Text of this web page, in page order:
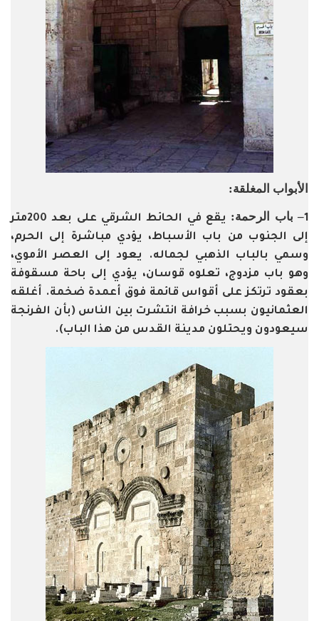
الأبواب المغلقة:
1– باب الرحمة:
يقع في الحائط الشرقي على بعد 200متر
إلى الجنوب من باب الأسباط، يؤدي مباشرة إلى الحرم،
وسمي بالباب الذهبي لجماله. يعود إلى العصر الأموي،
وهو باب مزدوج، تعلوه قوسان، يؤدي إلى باحة مسقوفة
بعقود ترتكز على أقواس قائمة فوق أعمدة ضخمة. أغلقه
العثمانيون بسبب خرافة انتشرت بين الناس (بأن الفرنجة
سيعودون ويحتلون مدينة القدس من هذا الباب).